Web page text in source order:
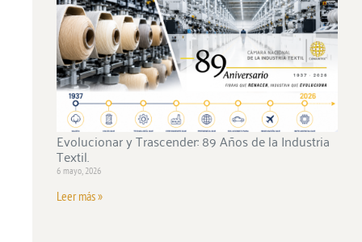
Evolucionar y Trascender: 89 Años de la Industria
Textil.
6 mayo, 2026
Leer más »